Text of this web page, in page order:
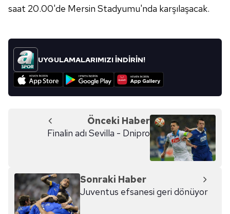
saat 20.00'de Mersin Stadyumu'nda karşılaşacak.
UYGULAMALARIMIZI İNDİRİN!
Önceki Haber
Finalin adı Sevilla - Dnipro
Sonraki Haber
Juventus efsanesi geri dönüyor